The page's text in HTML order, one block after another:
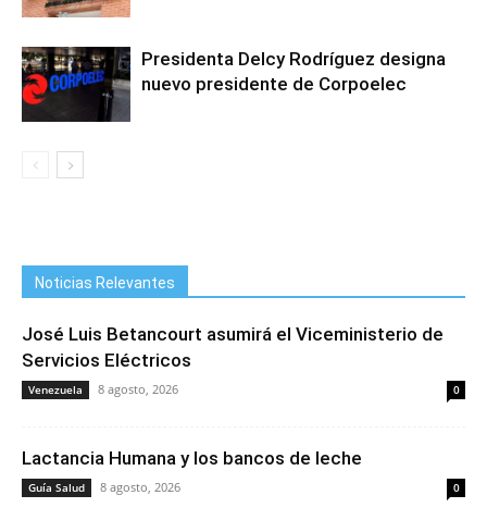
Presidenta Delcy Rodríguez designa
nuevo presidente de Corpoelec
Noticias Relevantes
José Luis Betancourt asumirá el Viceministerio de
Servicios Eléctricos
Venezuela 8 agosto, 2026 0
Lactancia Humana y los bancos de leche
Guía Salud 8 agosto, 2026 0